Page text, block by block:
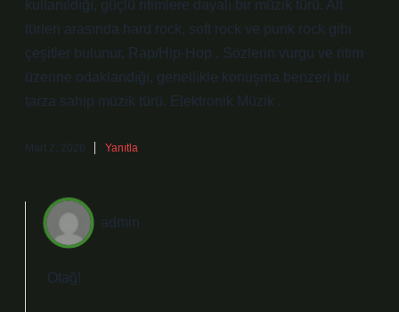
kullanıldığı, güçlü ritimlere dayalı bir müzik türü. Alt
türleri arasında hard rock, soft rock ve punk rock gibi
çeşitler bulunur. Rap/Hip-Hop . Sözlerin vurgu ve ritim
üzerine odaklandığı, genellikle konuşma benzeri bir
tarza sahip müzik türü. Elektronik Müzik .
Mart 2, 2026 Yanıtla
admin
Otağ!